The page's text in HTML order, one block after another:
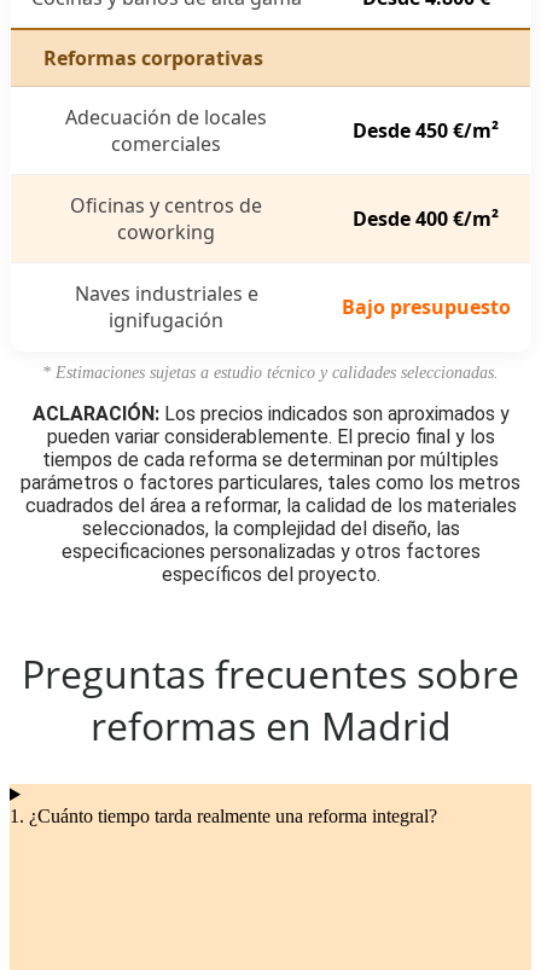
Reformas corporativas
Adecuación de locales
comerciales
Desde 450 €/m²
Oficinas y centros de
coworking
Desde 400 €/m²
Naves industriales e
ignifugación
Bajo presupuesto
* Estimaciones sujetas a estudio técnico y calidades seleccionadas.
ACLARACIÓN:Los precios indicados son aproximados y
pueden variar considerablemente. El precio final y los
tiempos de cada reforma se determinan por múltiples
parámetros o factores particulares, tales como los metros
cuadrados del área a reformar, la calidad de los materiales
seleccionados, la complejidad del diseño, las
especificaciones personalizadas y otros factores
específicos del proyecto.
Preguntas frecuentes sobre
reformas en Madrid
1. ¿Cuánto tiempo tarda realmente una reforma integral?